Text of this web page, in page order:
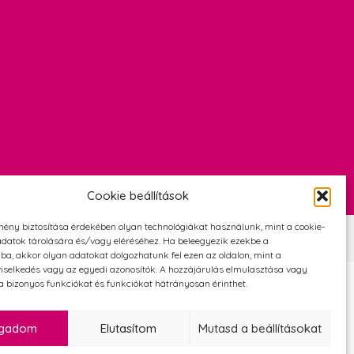
Cookie beállítások
biztosítása érdekében olyan technológiákat használunk, mint a cookie-
tárolására és/vagy eléréséhez. Ha beleegyezik ezekbe a
akkor olyan adatokat dolgozhatunk fel ezen az oldalon, mint a
vagy az egyedi azonosítók. A hozzájárulás elmulasztása vagy
bizonyos funkciókat és funkciókat hátrányosan érinthet.
Elutasítom Mutasd a beállításokat
FeltételekAdatvédelmi és cookie tájékoztató